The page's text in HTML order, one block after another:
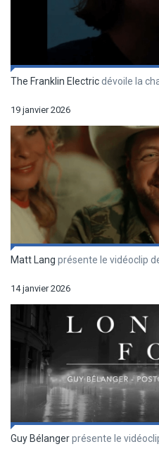
The Franklin Electricdévoile la
19 janvier 2026
Matt Lang présente le vidéoclip
14 janvier 2026
Guy Bélangerprésente le